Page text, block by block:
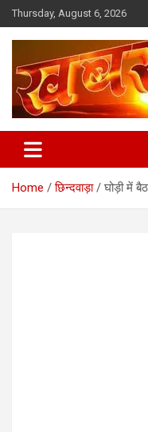
Skip
to
content
Thursday, August 6, 2026
Khabar
Home छिन्दवाड़ा घोड़ी में